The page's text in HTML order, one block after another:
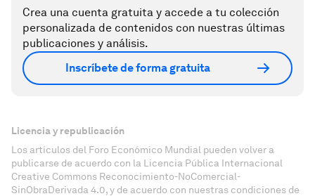
Crea una cuenta gratuita y accede a tu colección
personalizada de contenidos con nuestras últimas
publicaciones y análisis.
Inscríbete de forma gratuita
Licencia y republicación
Los artículos del Foro Económico Mundial pueden volver a
publicarse de acuerdo con la Licencia Pública Internacional
Creative Commons Reconocimiento-NoComercial-
SinObraDerivada 4.0, y de acuerdo con nuestras condiciones de